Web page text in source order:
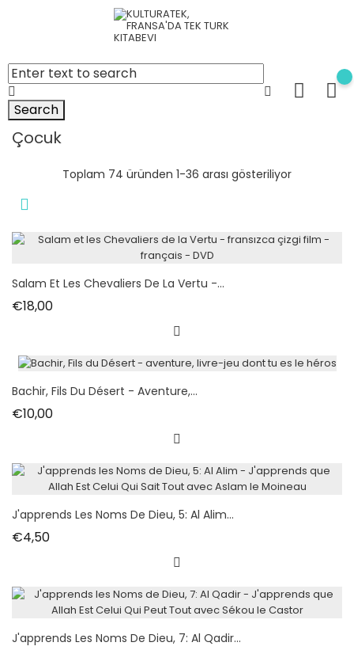
Search
Çocuk
Toplam 74 üründen 1-36 arası gösteriliyor
Salam Et Les Chevaliers De La Vertu -...
€18,00Fiyat
Bachir, Fils Du Désert - Aventure,...
€10,00Fiyat
J'apprends Les Noms De Dieu, 5: Al Alim...
€4,50Fiyat
J'apprends Les Noms De Dieu, 7: Al Qadir...